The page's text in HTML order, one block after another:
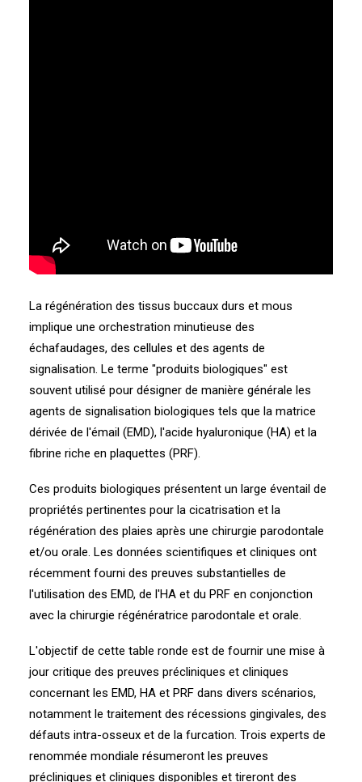
La régénération des tissus buccaux durs et mous
implique une orchestration minutieuse des
échafaudages, des cellules et des agents de
signalisation. Le terme "produits biologiques" est
souvent utilisé pour désigner de manière générale les
agents de signalisation biologiques tels que la matrice
dérivée de l'émail (EMD), l'acide hyaluronique (HA) et la
fibrine riche en plaquettes (PRF).
Ces produits biologiques présentent un large éventail de
propriétés pertinentes pour la cicatrisation et la
régénération des plaies après une chirurgie parodontale
et/ou orale. Les données scientifiques et cliniques ont
récemment fourni des preuves substantielles de
l'utilisation des EMD, de l'HA et du PRF en conjonction
avec la chirurgie régénératrice parodontale et orale.
L'objectif de cette table ronde est de fournir une mise à
jour critique des preuves précliniques et cliniques
concernant les EMD, HA et PRF dans divers scénarios,
notamment le traitement des récessions gingivales, des
défauts intra-osseux et de la furcation. Trois experts de
renommée mondiale résumeront les preuves
précliniques et cliniques disponibles et tireront des